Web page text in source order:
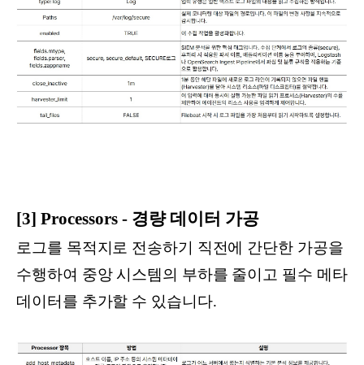
[3] Processors - 경량 데이터 가공
로그를 목적지로 전송하기 직전에 간단한 가공을
수행하여 중앙 시스템의 부하를 줄이고 필수 메타
데이터를 추가할 수 있습니다.